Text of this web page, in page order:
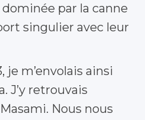
par la canne
singulier avec leur
je m’envolais ainsi
J’y retrouvais
Nous nous